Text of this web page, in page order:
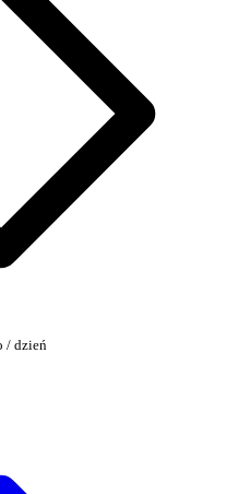
/ dzień